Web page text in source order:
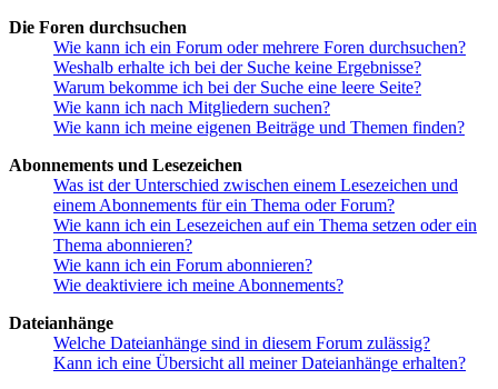
Die Foren durchsuchen
Wie kann ich ein Forum oder mehrere Foren durchsuchen?
Weshalb erhalte ich bei der Suche keine Ergebnisse?
Warum bekomme ich bei der Suche eine leere Seite?
Wie kann ich nach Mitgliedern suchen?
Wie kann ich meine eigenen Beiträge und Themen finden?
Abonnements und Lesezeichen
Was ist der Unterschied zwischen einem Lesezeichen und
einem Abonnements für ein Thema oder Forum?
Wie kann ich ein Lesezeichen auf ein Thema setzen oder ein
Thema abonnieren?
Wie kann ich ein Forum abonnieren?
Wie deaktiviere ich meine Abonnements?
Dateianhänge
Welche Dateianhänge sind in diesem Forum zulässig?
Kann ich eine Übersicht all meiner Dateianhänge erhalten?